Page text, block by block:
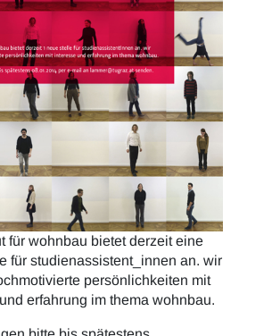
für wohnbau bietet derzeit eine
für studienassistent_innen an. wir
persönlichkeiten mit
erfahrung im thema wohnbau.